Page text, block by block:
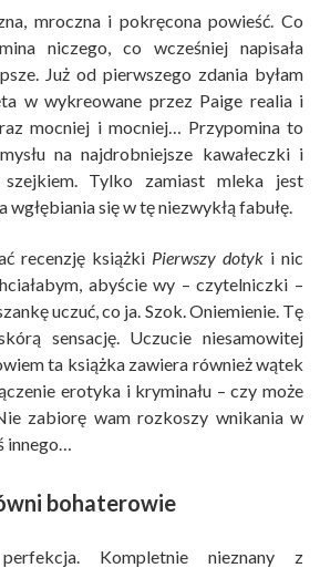
mroczna i pokręcona powieść. Co
niczego, co wcześniej napisała
Już od pierwszego zdania byłam
w wykreowane przez Paige realia i
mocniej i mocniej… Przypomina to
na najdrobniejsze kawałeczki i
Tylko zamiast mleka jest
się w tę niezwykłą fabułę.
recenzję książki Pierwszy dotyk i nic
abyście wy – czytelniczki –
uczuć, co ja. Szok. Oniemienie. Tę
sensację. Uczucie niesamowitej
ta książka zawiera również wątek
erotyka i kryminału – czy może
zabiorę wam rozkoszy wnikania w
bohaterowie
Kompletnie nieznany z